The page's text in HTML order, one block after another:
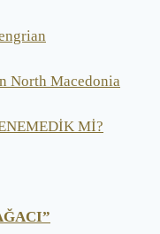
North Macedonia
Mİ?